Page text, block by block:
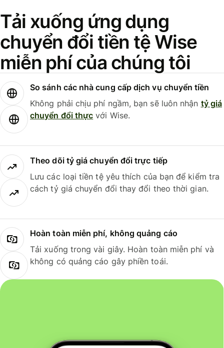
Tải xuống ứng dụng
chuyển đổi tiền tệ Wise
miễn phí của chúng tôi
So sánh các nhà cung cấp dịch vụ chuyển tiền
Không phải chịu phí ngầm, bạn sẽ luôn nhận tỷ giá
chuyển đổi thực với Wise.
Theo dõi tỷ giá chuyển đổi trực tiếp
Lưu các loại tiền tệ yêu thích của bạn để kiểm tra
cách tỷ giá chuyển đổi thay đổi theo thời gian.
Hoàn toàn miễn phí, không quảng cáo
Tải xuống trong vài giây. Hoàn toàn miễn phí và
không có quảng cáo gây phiền toái.